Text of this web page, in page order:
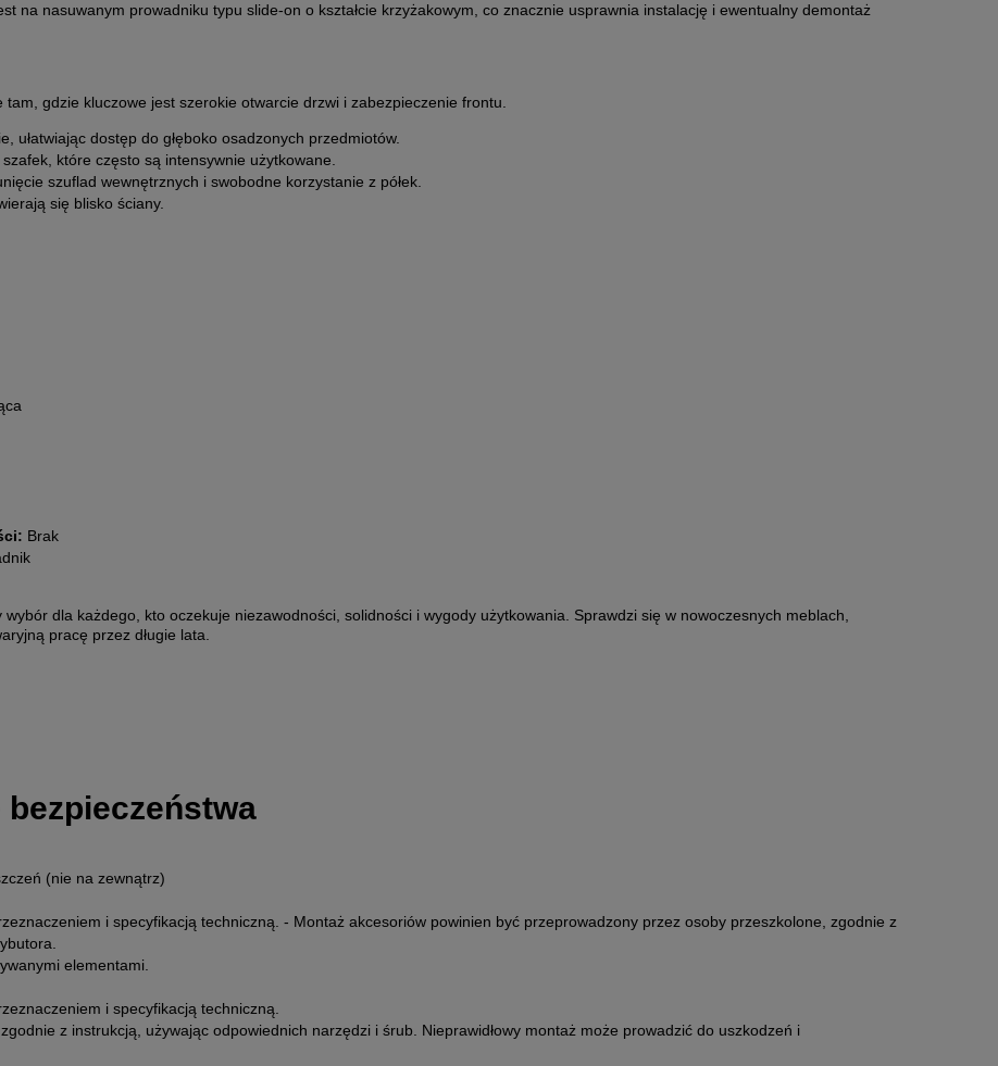
na nasuwanym prowadniku typu slide-on o kształcie krzyżakowym, co znacznie usprawnia instalację i ewentualny demontaż
gdzie kluczowe jest szerokie otwarcie drzwi i zabezpieczenie frontu.
ułatwiając dostęp do głęboko osadzonych przedmiotów.
szafek, które często są intensywnie użytkowane.
szuflad wewnętrznych i swobodne korzystanie z półek.
się blisko ściany.
Brak
dla każdego, kto oczekuje niezawodności, solidności i wygody użytkowania. Sprawdzi się w nowoczesnych meblach,
pracę przez długie lata.
(nie na zewnątrz)
i specyfikacją techniczną. - Montaż akcesoriów powinien być przeprowadzony przez osoby przeszkolone, zgodnie z
elementami.
i specyfikacją techniczną.
z instrukcją, używając odpowiednich narzędzi i śrub. Nieprawidłowy montaż może prowadzić do uszkodzeń i